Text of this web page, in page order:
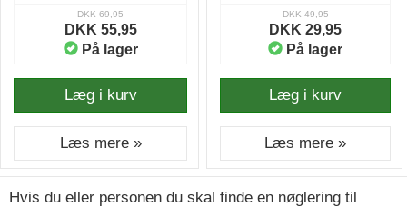
DKK 69,95
DKK 55,95
På lager
Læg i kurv
Læs mere »
DKK 49,95
DKK 29,95
På lager
Læg i kurv
Læs mere »
Hvis du eller personen du skal finde en nøglering til